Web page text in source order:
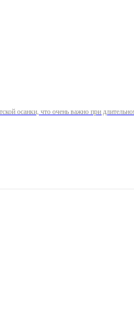
осанки, что очень важно при